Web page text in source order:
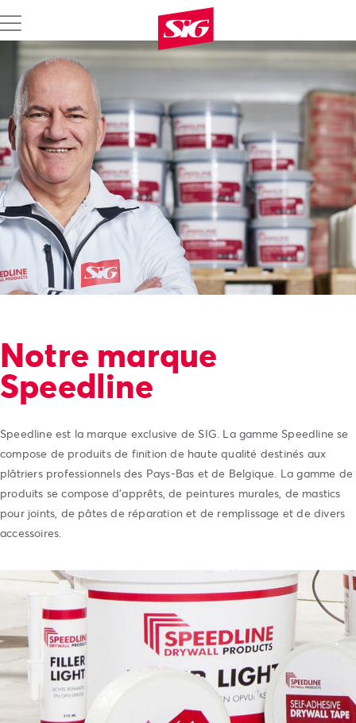
Notre marque
Speedline
Speedline est la marque exclusive de SIG. La gamme Speedline se
compose de produits de finition de haute qualité destinés aux
plâtriers professionnels des Pays-Bas et de Belgique. La gamme de
produits se compose d’apprêts, de peintures murales, de mastics
pour joints, de pâtes de réparation et de remplissage et de divers
accessoires.